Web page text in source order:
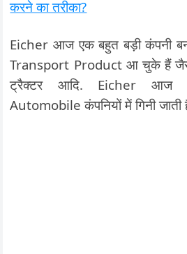
करने का तरीका?
Eicher आज एक बहुत बड़ी कंपनी
Transport Product आ चुके हैं
ट्रैक्टर आदि. Eicher आज
Automobile कंपनियों में गिनी जाती